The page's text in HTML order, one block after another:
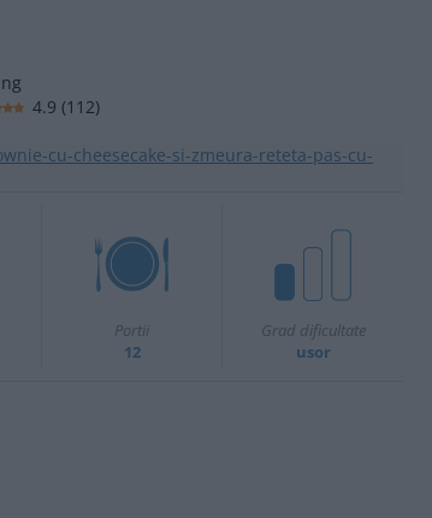
4.9 (112)
Portii
12
Grad dificultate
usor